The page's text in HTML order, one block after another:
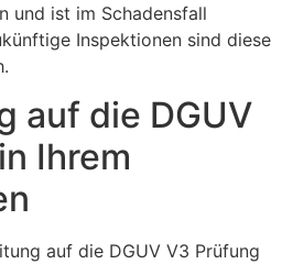
und ist im Schadensfall
Inspektionen sind diese
auf die DGUV
Ihrem
auf die DGUV V3 Prüfung